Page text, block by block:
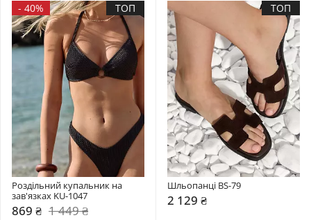
- 40% ТОП
Роздільний купальник на
зав'язках KU-1047
869 ₴ 1 449 ₴
ТОП
Шльопанці BS-79
2 129 ₴